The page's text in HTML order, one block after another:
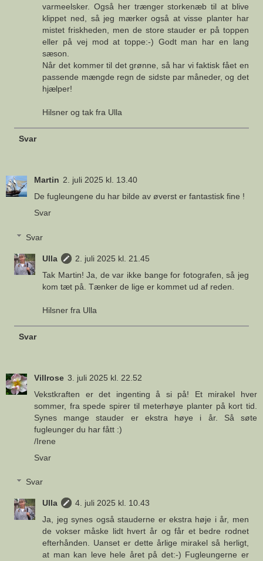
varmeelsker. Også her trænger storkenæb til at blive
klippet ned, så jeg mærker også at visse planter har
mistet friskheden, men de store stauder er på toppen
eller på vej mod at toppe:-) Godt man har en lang
sæson.
Når det kommer til det grønne, så har vi faktisk fået en
passende mængde regn de sidste par måneder, og det
hjælper!
Hilsner og tak fra Ulla
Svar
Martin 2. juli 2025 kl. 13.40
De fugleungene du har bilde av øverst er fantastisk fine !
Svar
Svar
Ulla
2. juli 2025 kl. 21.45
Tak Martin! Ja, de var ikke bange for fotografen, så jeg
kom tæt på. Tænker de lige er kommet ud af reden.
Hilsner fra Ulla
Svar
Villrose 3. juli 2025 kl. 22.52
Vekstkraften er det ingenting å si på! Et mirakel hver
sommer, fra spede spirer til meterhøye planter på kort tid.
Synes mange stauder er ekstra høye i år. Så søte
fugleunger du har fått :)
/Irene
Svar
Svar
Ulla
4. juli 2025 kl. 10.43
Ja, jeg synes også stauderne er ekstra høje i år, men
de vokser måske lidt hvert år og får et bedre rodnet
efterhånden. Uanset er dette årlige mirakel så herligt,
at man kan leve hele året på det:-) Fugleungerne er